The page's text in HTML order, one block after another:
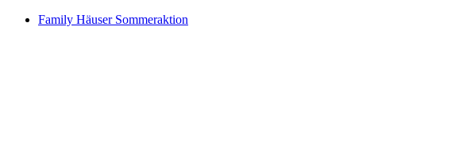
Family Häuser Sommeraktion